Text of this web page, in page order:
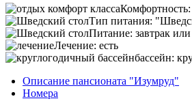
Комфортность:
Тип питания:
Питание: завтрак
Лечение: есть
бассейн:
Описание пансионата "Изумруд"
Номера